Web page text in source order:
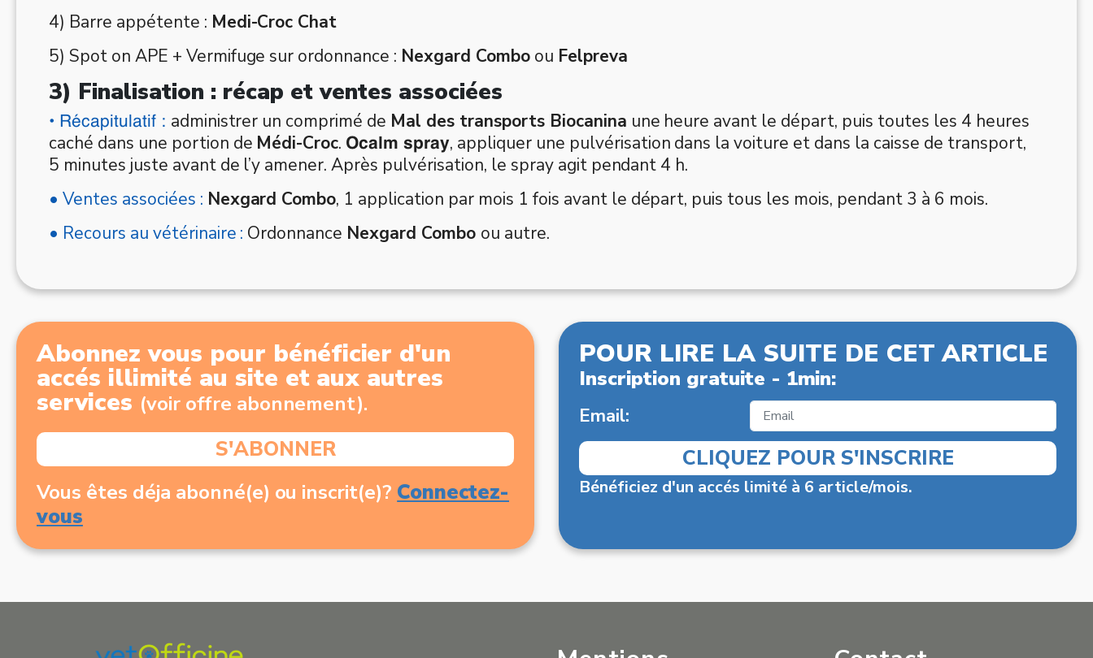
4) Barre appétente : Medi-Croc Chat
5) Spot on APE + Vermifuge sur ordonnance : Nexgard Comboou Felpreva
3) Finalisation : récap et ventes associées
• Récapitulatif : administrer un comprimé de Mal des transports Biocanina une heure avant le départ, puis toutes les 4 heures
caché dans une portion de Médi-Croc. Ocalm spray, appliquer une pulvérisation dans la voiture et dans la caisse de transport,
5 minutes juste avant de l’y amener. Après pulvérisation, le spray agit pendant 4 h.
• Ventes associées : Nexgard Combo, 1 application par mois 1 fois avant le départ, puis tous les mois, pendant 3 à 6 mois.
• Recours au vétérinaire : Ordonnance Nexgard Combo ou autre.
Abonnez vous pour bénéficier d'un
accés illimité au site et aux autres
services (voir offre abonnement).
S'ABONNER
Vous êtes déja abonné(e) ou inscrit(e)? Connectez-
vous
POUR LIRE LA SUITE DE CET ARTICLE
Inscription gratuite - 1min:
Email:
CLIQUEZ POUR S'INSCRIRE
Bénéficiez d'un accés limité à 6 article/mois.